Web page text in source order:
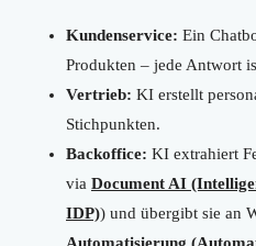
Kundenservice: Ein
Produkten – jede Antwort
Vertrieb: KI erstellt
Stichpunkten.
Backoffice: KI extrahiert
via Document AI
IDP)) und übergibt sie an